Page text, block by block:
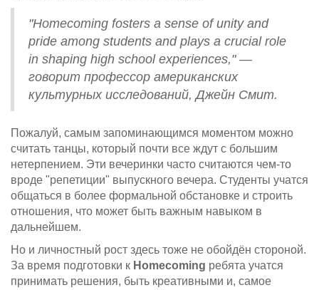
"Homecoming fosters a sense of unity and
pride among students and plays a crucial role
in shaping high school experiences," —
говорит профессор американских
культурных исследований, Джейн Смит.
Пожалуй, самым запоминающимся моментом можно
считать танцы, который почти все ждут с большим
нетерпением. Эти вечеринки часто считаются чем-то
вроде "репетиции" выпускного вечера. Студенты учатся
общаться в более формальной обстановке и строить
отношения, что может быть важным навыком в
дальнейшем.
Но и личностный рост здесь тоже не обойдён стороной.
За время подготовки к Homecoming ребята учатся
принимать решения, быть креативными и, самое